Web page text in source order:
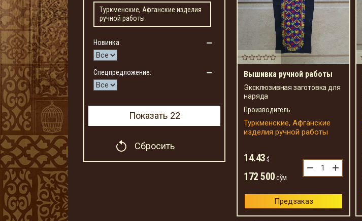
Туркменские, Афганские изделия
ручной работы
Новинка:
Спецпредложение:
Показать 22
Сбросить
Вышивка ручной работы
Эксклюзивная заготовка для
наряда
Производитель
Туркменские, Афганские
изделия ручной работы
14.43 $
172 500сўм
− +
Предзаказ